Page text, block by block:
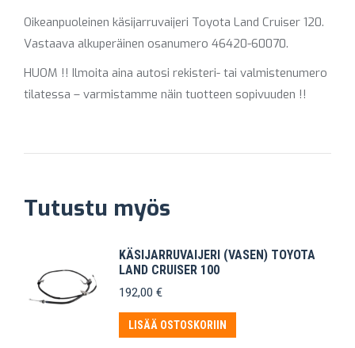
Oikeanpuoleinen käsijarruvaijeri Toyota Land Cruiser 120.
Vastaava alkuperäinen osanumero 46420-60070.
HUOM !! Ilmoita aina autosi rekisteri- tai valmistenumero
tilatessa – varmistamme näin tuotteen sopivuuden !!
Tutustu myös
KÄSIJARRUVAIJERI (VASEN) TOYOTA
LAND CRUISER 100
192,00 €
LISÄÄ OSTOSKORIIN